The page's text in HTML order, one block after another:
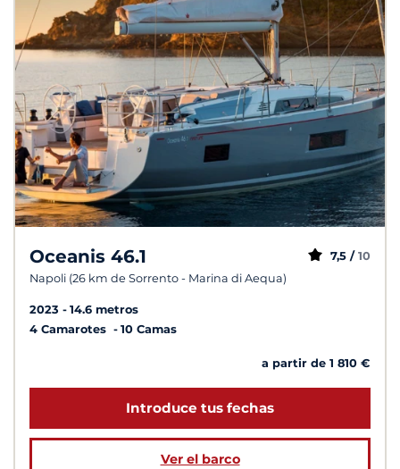
Oceanis 46.1
Napoli (26 km de Sorrento - Marina di Aequa)
7,5 / 10
2023
14.6 metros
4 Camarotes
10 Camas
a partir de 1 810 €
Introduce tus fechas
Ver el barco